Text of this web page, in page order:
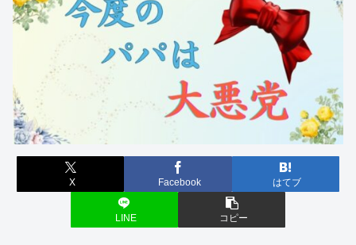
X Facebook はてブ
LINE コピー